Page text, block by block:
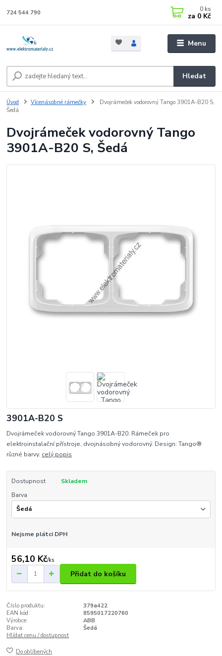
Menu
Hledat
724 544 790 0 ks
za 0 Kč
Úvod Vícenásobné rámečky
Dvojrámeček vodorovný Tango 3901A-B20 S,
Šedá
Dvojrámeček vodorovný Tango
3901A-B20 S, Šedá
3901A-B20 S
Dvojrámeček vodorovný Tango 3901A-B20. Rámeček pro
elektroinstalační přístroje, dvojnásobný vodorovný. Design: Tango®
různé barvy. celý popis
Dostupnost
Skladem
Barva
Nejsme plátci DPH
56,10 Kč/ks
Přidat do košíku
Číslo produktu:
379a422
EAN kód:
8595017220760
Výrobce:
ABB
Barva:
Šedá
Hlídat cenu / dostupnost
Do oblíbených